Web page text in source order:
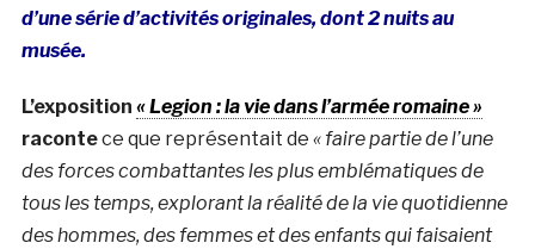
d’une série d’activités originales, dont 2 nuits au
musée.
L’exposition « Legion : la vie dans l’armée romaine »
racontece que représentait de « faire partie de l’une
des forces combattantes les plus emblématiques de
tous les temps, explorant la réalité de la vie quotidienne
des hommes, des femmes et des enfants qui faisaient